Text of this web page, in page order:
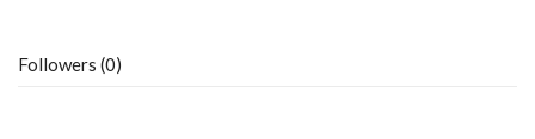
Followers (0)